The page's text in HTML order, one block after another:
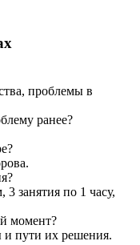
проблемы в
ранее?
занятия по 1 часу,
момент?
пути их решения.